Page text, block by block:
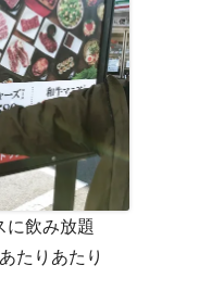
に飲み放題
たりあたり